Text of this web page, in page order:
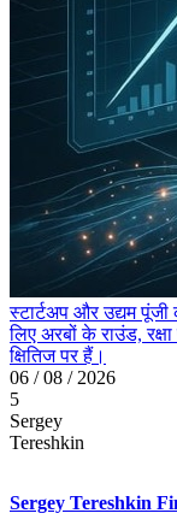
स्टार्टअप और उद्यम
लिए अरबों के राउंड,
क्षितिज पर हैं।
06 / 08 / 2026
5
Sergey
Tereshkin
Sergey Tereshkin